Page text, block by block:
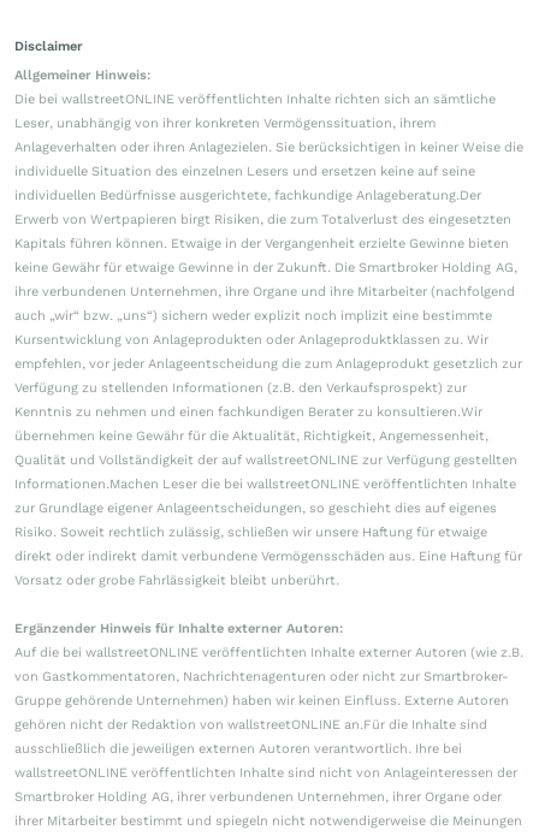
Disclaimer
Allgemeiner Hinweis:
Die bei wallstreetONLINE veröffentlichten Inhalte richten sich an sämtliche
Leser, unabhängig von ihrer konkreten Vermögenssituation, ihrem
Anlageverhalten oder ihren Anlagezielen. Sie berücksichtigen in keiner Weise die
individuelle Situation des einzelnen Lesers und ersetzen keine auf seine
individuellen Bedürfnisse ausgerichtete, fachkundige Anlageberatung.Der
Erwerb von Wertpapieren birgt Risiken, die zum Totalverlust des eingesetzten
Kapitals führen können. Etwaige in der Vergangenheit erzielte Gewinne bieten
keine Gewähr für etwaige Gewinne in der Zukunft. Die Smartbroker Holding AG,
ihre verbundenen Unternehmen, ihre Organe und ihre Mitarbeiter (nachfolgend
auch „wir“ bzw. „uns“) sichern weder explizit noch implizit eine bestimmte
Kursentwicklung von Anlageprodukten oder Anlageproduktklassen zu. Wir
empfehlen, vor jeder Anlageentscheidung die zum Anlageprodukt gesetzlich zur
Verfügung zu stellenden Informationen (z.B. den Verkaufsprospekt) zur
Kenntnis zu nehmen und einen fachkundigen Berater zu konsultieren.Wir
übernehmen keine Gewähr für die Aktualität, Richtigkeit, Angemessenheit,
Qualität und Vollständigkeit der auf wallstreetONLINE zur Verfügung gestellten
Informationen.Machen Leser die bei wallstreetONLINE veröffentlichten Inhalte
zur Grundlage eigener Anlageentscheidungen, so geschieht dies auf eigenes
Risiko. Soweit rechtlich zulässig, schließen wir unsere Haftung für etwaige
direkt oder indirekt damit verbundene Vermögensschäden aus. Eine Haftung für
Vorsatz oder grobe Fahrlässigkeit bleibt unberührt.
Ergänzender Hinweis für Inhalte externer Autoren:
Auf die bei wallstreetONLINE veröffentlichten Inhalte externer Autoren (wie z.B.
von Gastkommentatoren, Nachrichtenagenturen oder nicht zur Smartbroker-
Gruppe gehörende Unternehmen) haben wir keinen Einfluss. Externe Autoren
gehören nicht der Redaktion von wallstreetONLINE an.Für die Inhalte sind
ausschließlich die jeweiligen externen Autoren verantwortlich. Ihre bei
wallstreetONLINE veröffentlichten Inhalte sind nicht von Anlageinteressen der
Smartbroker Holding AG, ihrer verbundenen Unternehmen, ihrer Organe oder
ihrer Mitarbeiter bestimmt und spiegeln nicht notwendigerweise die Meinungen